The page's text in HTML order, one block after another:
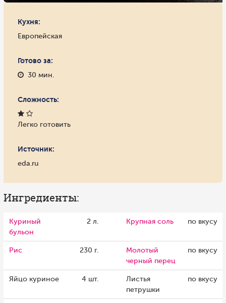
Кухня:
Европейская
Готово за:
30 мин.
Сложность:
Легко готовить
Источник:
eda.ru
Ингредиенты:
Куриный
бульон
2 л. Крупная соль по вкусу
Рис 230 г.
Молотый
черный перец
по вкусу
Яйцо куриное 4 шт.
Листья
петрушки
по вкусу